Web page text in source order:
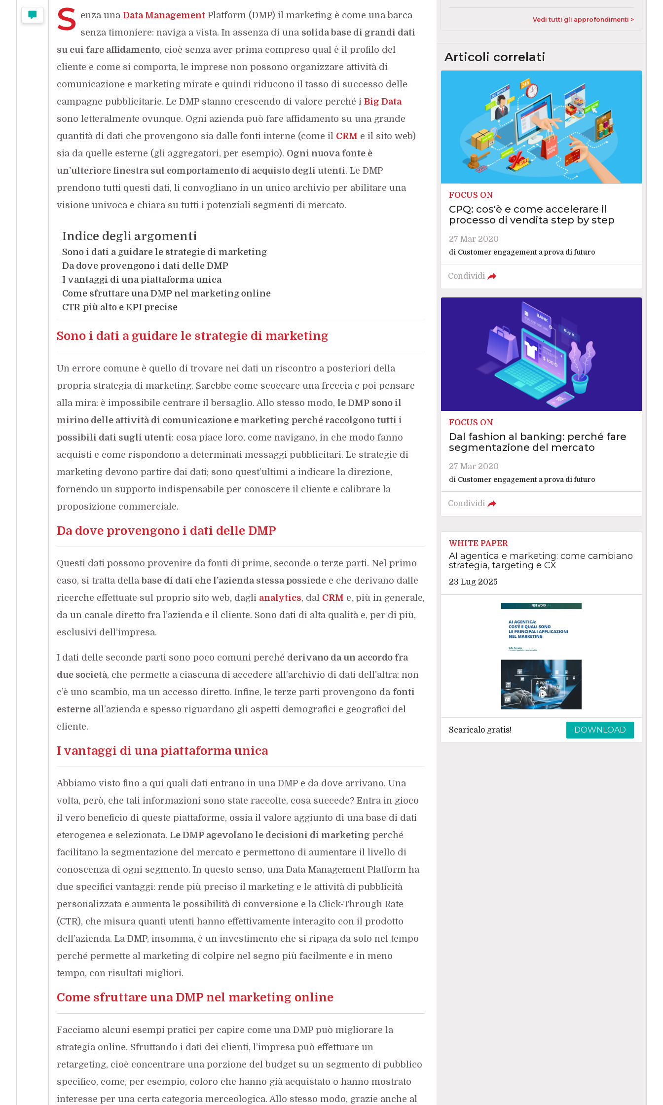
S enza una Data ManagementPlatform (DMP) il marketing è come una barca
senza timoniere: naviga a vista. In assenza di una solida base di grandi dati
su cui fare affidamento, cioè senza aver prima compreso qual è il profilo del
cliente e come si comporta, le imprese non possono organizzare attività di
comunicazione e marketing mirate e quindi riducono il tasso di successo delle
campagne pubblicitarie. Le DMP stanno crescendo di valore perché i Big Data
sono letteralmente ovunque. Ogni azienda può fare affidamento su una grande
quantità di dati che provengono sia dalle fonti interne (come il CRM e il sito web)
sia da quelle esterne (gli aggregatori, per esempio). Ogni nuova fonte è
un’ulteriore finestra sul comportamento di acquisto degli utenti. Le DMP
prendono tutti questi dati, li convogliano in un unico archivio per abilitare una
visione univoca e chiara su tutti i potenziali segmenti di mercato.
Indice degli argomenti
Sono i dati a guidare le strategie di marketing
Da dove provengono i dati delle DMP
I vantaggi di una piattaforma unica
Come sfruttare una DMP nel marketing online
CTR più alto e KPI precise
Sono i dati a guidare le strategie di marketing
Un errore comune è quello di trovare nei dati un riscontro a posteriori della
propria strategia di marketing. Sarebbe come scoccare una freccia e poi pensare
alla mira: è impossibile centrare il bersaglio. Allo stesso modo, le DMP sono il
mirino delle attività di comunicazione e marketing perché raccolgono tutti i
possibili dati sugli utenti: cosa piace loro, come navigano, in che modo fanno
acquisti e come rispondono a determinati messaggi pubblicitari. Le strategie di
marketing devono partire dai dati; sono quest’ultimi a indicare la direzione,
fornendo un supporto indispensabile per conoscere il cliente e calibrare la
proposizione commerciale.
Da dove provengono i dati delle DMP
Questi dati possono provenire da fonti di prime, seconde o terze parti. Nel primo
caso, si tratta dellabase di dati che l’azienda stessa possiedee che derivano dalle
ricerche effettuate sul proprio sito web, dagli analytics, dal CRM e, più in generale,
da un canale diretto fra l’azienda e il cliente. Sono dati di alta qualità e, per di più,
esclusivi dell’impresa.
I dati delle seconde parti sono poco comuni perché derivano da un accordo fra
due società, che permette a ciascuna di accedere all’archivio di dati dell’altra: non
c’è uno scambio, ma un accesso diretto. Infine, le terze parti provengono da fonti
esterneall’azienda e spesso riguardano gli aspetti demografici e geografici del
cliente.
I vantaggi di una piattaforma unica
Abbiamo visto fino a qui quali dati entrano in una DMP e da dove arrivano. Una
volta, però, che tali informazioni sono state raccolte, cosa succede? Entra in gioco
il vero beneficio di queste piattaforme, ossia il valore aggiunto di una base di dati
eterogenea e selezionata. Le DMP agevolano le decisioni di marketing perché
facilitano la segmentazione del mercato e permettono di aumentare il livello di
conoscenza di ogni segmento. In questo senso, una Data Management Platform ha
due specifici vantaggi: rende più preciso il marketing e le attività di pubblicità
personalizzata e aumenta le possibilità di conversione e la Click-Through Rate
(CTR), che misura quanti utenti hanno effettivamente interagito con il prodotto
dell’azienda. La DMP, insomma, è un investimento che si ripaga da solo nel tempo
perché permette al marketing di colpire nel segno più facilmente e in meno
tempo, con risultati migliori.
Come sfruttare una DMP nel marketing online
Facciamo alcuni esempi pratici per capire come una DMP può migliorare la
strategia online. Sfruttando i dati dei clienti, l’impresa può effettuare un
retargeting, cioè concentrare una porzione del budget su un segmento di pubblico
specifico, come, per esempio, coloro che hanno già acquistato o hanno mostrato
interesse per una certa categoria merceologica. Allo stesso modo, grazie anche al
Vedi tutti gli approfondimenti >
Articoli correlati
FOCUS ON
CPQ: cos'è e come accelerare il
processo di vendita step by step
27 Mar 2020
di Customer engagement a prova di futuro
Condividi
FOCUS ON
Dal fashion al banking: perché fare
segmentazione del mercato
27 Mar 2020
di Customer engagement a prova di futuro
Condividi
WHITE PAPER
AI agentica e marketing: come cambiano
strategia, targeting e CX
23 Lug 2025
Scaricalo gratis! DOWNLOAD